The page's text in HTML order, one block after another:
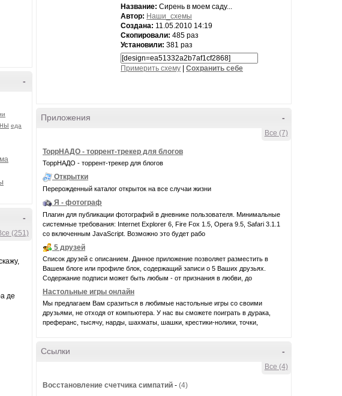
-
еда
-
(251)
де
Название: Сирень в моем саду...
Автор: Наши_схемы
Создана: 11.05.2010 14:19
Скопировали: 485 раз
Установили: 381 раз
Примерить схему Cохранить себе
-
Приложения
Все (7)
ТоррНАДО - торрент-трекер для блогов
ТоррНАДО - торрент-трекер для блогов
Открытки
Перерожденный каталог открыток на все случаи жизни
Я - фотограф
Плагин для публикации фотографий в дневнике пользователя. Минимальные
системные требования: Internet Explorer 6, Fire Fox 1.5, Opera 9.5, Safari 3.1.1
со включенным JavaScript. Возможно это будет рабо
5 друзей
Список друзей с описанием. Данное приложение позволяет разместить в
Вашем блоге или профиле блок, содержащий записи о 5 Ваших друзьях.
Содержание подписи может быть любым - от признания в любви, до
Настольные игры онлайн
Мы предлагаем Вам сразиться в любимые настольные игры со своими
друзьями, не отходя от компьютера. У нас вы сможете поиграть в дурака,
преферанс, тысячу, нарды, шахматы, шашки, крестики-нолики, точки,
-
Ссылки
Все (4)
Восстановление счетчика симпатий - (4)